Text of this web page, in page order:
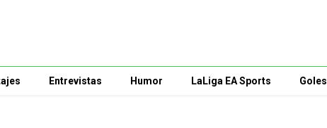
Entrevistas Humor LaLiga EA Sports Goles